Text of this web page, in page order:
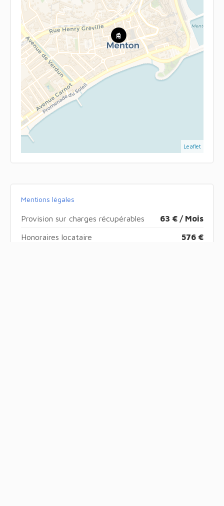
Leaflet
Mentions légales
Provision sur charges récupérables 63 € / Mois
Honoraires locataire 576 €